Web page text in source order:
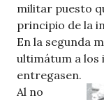
militar puesto
principio de la
En la segunda
ultimátum a los
entregasen.
Al no